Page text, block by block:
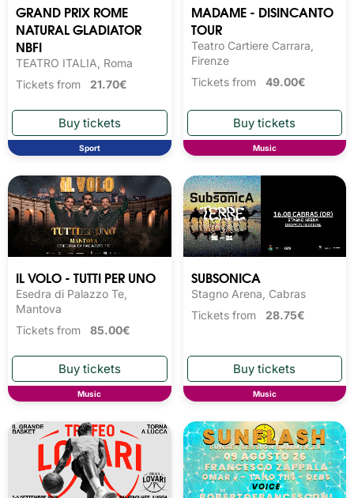
GRAND PRIX ROME
NATURAL GLADIATOR
NBFI
TEATRO ITALIA, Roma
Tickets from 21.70€
Sport
MADAME - DISINCANTO
TOUR
Teatro Cartiere Carrara,
Firenze
Tickets from 49.00€
Music
IL VOLO - TUTTI PER UNO
Esedra di Palazzo Te,
Mantova
Tickets from 85.00€
Music
SUBSONICA
Stagno Arena, Cabras
Tickets from 28.75€
Music